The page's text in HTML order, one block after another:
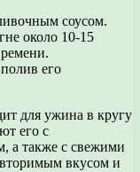
соусом.
около 10-15
его
для ужина в кругу
его с
а также с свежими
вкусом и